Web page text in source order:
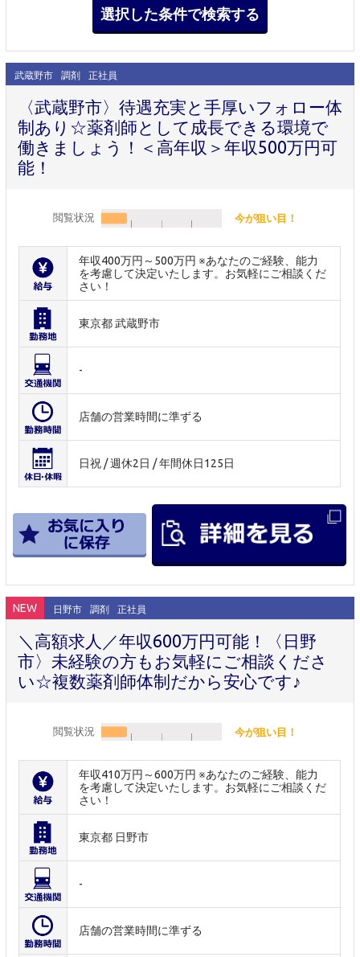
武蔵野市 調剤 正社員
〈武蔵野市〉待遇充実と手厚いフォロー体
制あり☆薬剤師として成長できる環境で
働きましょう！＜高年収＞年収500万円可
能！
閲覧状況 今が狙い目！
年収400万円～500万円 ※あなたのご経験、能力
を考慮して決定いたします。お気軽にご相談くだ
さい！
東京都 武蔵野市
-
店舗の営業時間に準ずる
日祝 / 週休2日 / 年間休日125日
NEW 日野市 調剤 正社員
＼高額求人／年収600万円可能！〈日野
市〉未経験の方もお気軽にご相談くださ
い☆複数薬剤師体制だから安心です♪
閲覧状況 今が狙い目！
年収410万円～600万円 ※あなたのご経験、能力
を考慮して決定いたします。お気軽にご相談くだ
さい！
東京都 日野市
-
店舗の営業時間に準ずる